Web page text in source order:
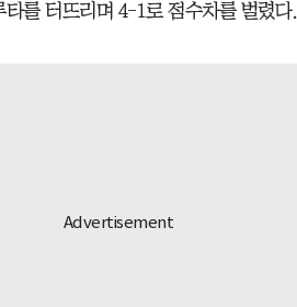
를 터뜨리며 4-1로 점수차를 벌렸다.